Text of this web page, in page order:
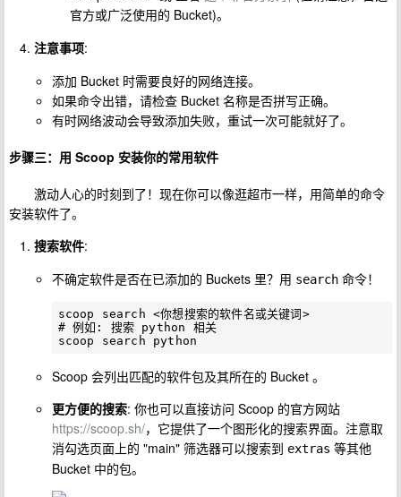
官方或广泛使用的 Bucket)。
注意事项:
添加 Bucket 时需要良好的网络连接。
如果命令出错，请检查 Bucket 名称是否拼写正确。
有时网络波动会导致添加失败，重试一次可能就好了。
步骤三：用 Scoop 安装你的常用软件
激动人心的时刻到了！现在你可以像逛超市一样，用简单的命令
安装软件了。
搜索软件:
不确定软件是否在已添加的 Buckets 里？用 search 命令！
scoop search <你想搜索的软件名或关键词>
# 例如: 搜索 python 相关
Scoop 会列出匹配的软件包及其所在的 Bucket 。
更方便的搜索: 你也可以直接访问 Scoop 的官方网站
https://scoop.sh/，它提供了一个图形化的搜索界面。注意取
消勾选页面上的 "main" 筛选器可以搜索到 extras 等其他
Bucket 中的包。